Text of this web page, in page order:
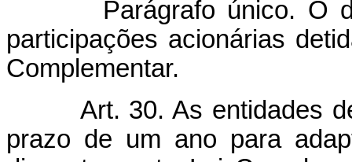
Parágrafo único. O
participações acionárias
Complementar.
Art. 30. As entidades
prazo de um ano para